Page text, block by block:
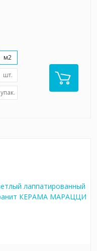
м2
шт.
упак.